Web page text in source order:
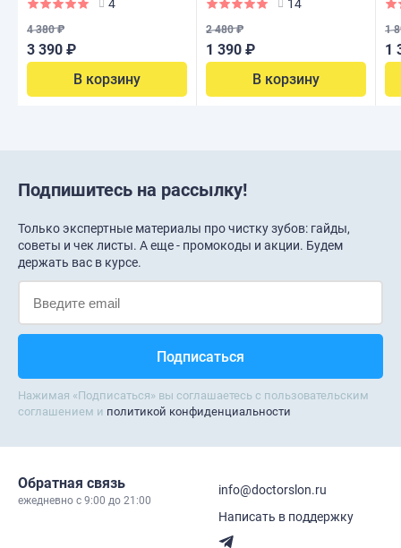
4
4 380 ₽
3 390 ₽
В корзину
Gum (с 6лет), 50 мл
14
2 480 ₽
1 390 ₽
В корзину
1
1
Подпишитесь на рассылку!
Только экспертные материалы про чистку зубов: гайды,
советы и чек листы. А еще - промокоды и акции. Будем
держать вас в курсе.
Нажимая «Подписаться» вы соглашаетесь с пользовательским
соглашением и политикой конфиденциальности
Обратная связь
ежедневно c 9:00 до 21:00
info@doctorslon.ru
Написать в поддержку